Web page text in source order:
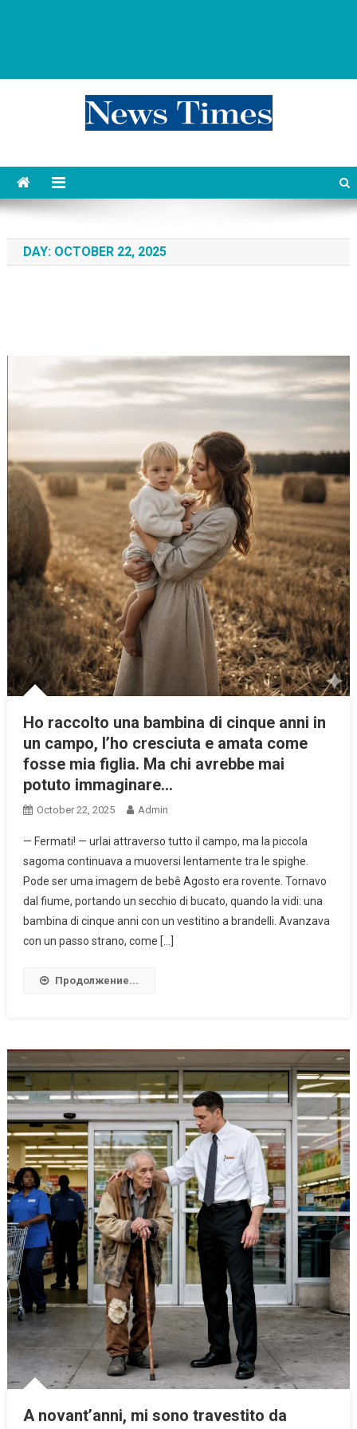
DAY: OCTOBER 22, 2025
Ho raccolto una bambina di cinque anni in
un campo, l’ho cresciuta e amata come
fosse mia figlia. Ma chi avrebbe mai
potuto immaginare…
October 22, 2025 Admin
— Fermati! — urlai attraverso tutto il campo, ma la piccola
sagoma continuava a muoversi lentamente tra le spighe.
Pode ser uma imagem de bebê Agosto era rovente. Tornavo
dal fiume, portando un secchio di bucato, quando la vidi: una
bambina di cinque anni con un vestitino a brandelli. Avanzava
con un passo strano, come […]
Продолжение...
A novant’anni, mi sono travestito da